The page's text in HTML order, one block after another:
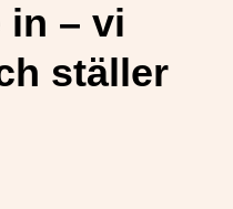
in – vi
ställer